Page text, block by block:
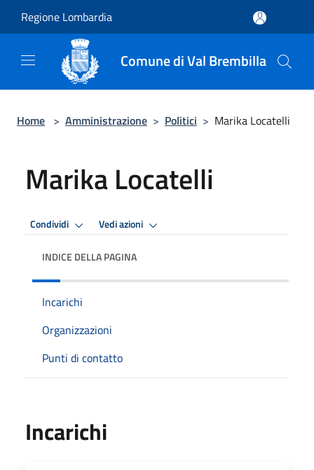
Regione Lombardia
Comune di Val Brembilla
Home > Amministrazione > Politici > Marika Locatelli
Marika Locatelli
Condividi Vedi azioni
INDICE DELLA PAGINA
Incarichi
Organizzazioni
Punti di contatto
Incarichi